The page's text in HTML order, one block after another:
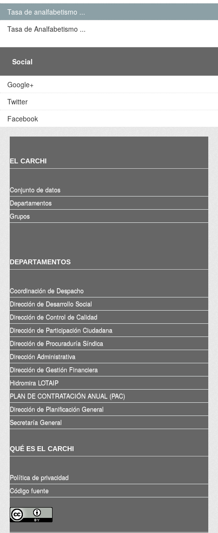
Tasa de analfabetismo ...
Tasa de Analfabetismo ...
Social
Google+
Twitter
Facebook
EL CARCHI
Conjunto de datos
Departamentos
Grupos
DEPARTAMENTOS
Coordinación de Despacho
Dirección de Desarrollo Social
Dirección de Control de Calidad
Dirección de Participación Ciudadana
Dirección de Procuraduría Síndica
Dirección Administrativa
Dirección de Gestión Financiera
Hidromira LOTAIP
PLAN DE CONTRATACIÓN ANUAL (PAC)
Dirección de Planificación General
Secretaría General
QUÉ ES EL CARCHI
Política de privacidad
Código fuente